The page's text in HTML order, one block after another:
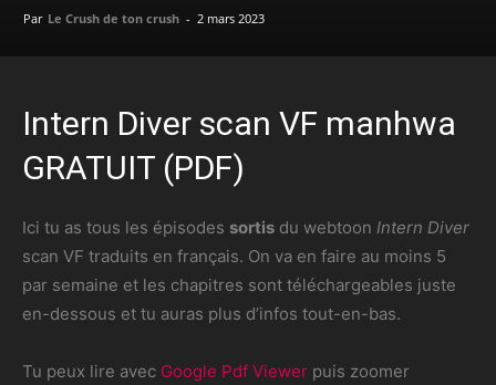
Par Le Crush de ton crush - 2 mars 2023
Intern Diver scan VF manhwa
GRATUIT (PDF)
Ici tu as tous les épisodes sortis du webtoon Intern Diver
scan VF traduits en français. On va en faire au moins 5
par semaine et les chapitres sont téléchargeables juste
en-dessous et tu auras plus d’infos tout-en-bas.
Tu peux lire avec Google Pdf Viewer puis zoomer